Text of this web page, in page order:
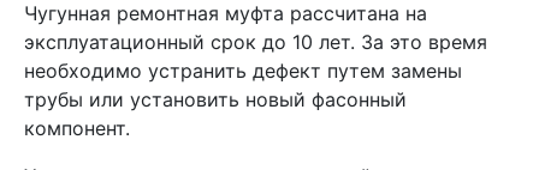
Чугунная ремонтная муфта рассчитана на
эксплуатационный срок до 10 лет. За это время
необходимо устранить дефект путем замены
трубы или установить новый фасонный
компонент.